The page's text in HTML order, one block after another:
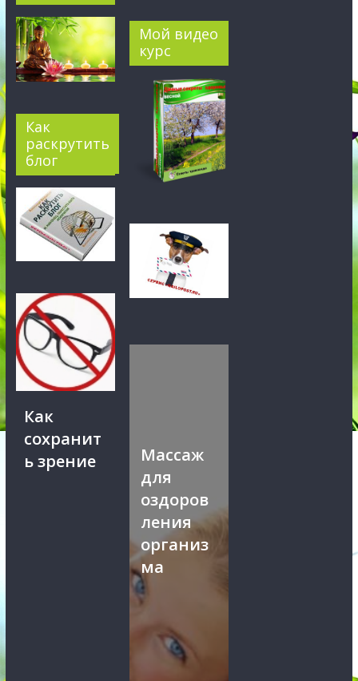
Как
раскрутить
блог
Как
сохранит
ь зрение
Мой видео
курс
Массаж
для
оздоров
ления
организ
ма